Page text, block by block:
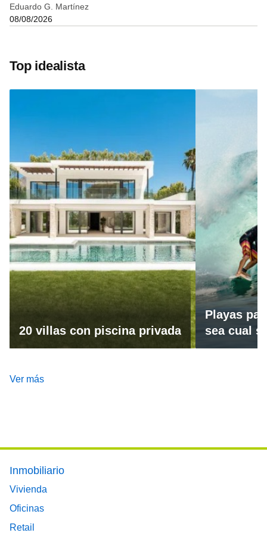
Eduardo G. Martínez
08/08/2026
Top idealista
20 villas con piscina privada
Playas
sea cual
Ver más
Footer main menu
Inmobiliario
Vivienda
Oficinas
Retail